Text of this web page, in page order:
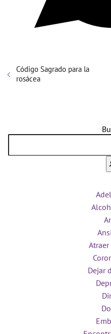
Código Sagrado para la
rosácea
Dejar